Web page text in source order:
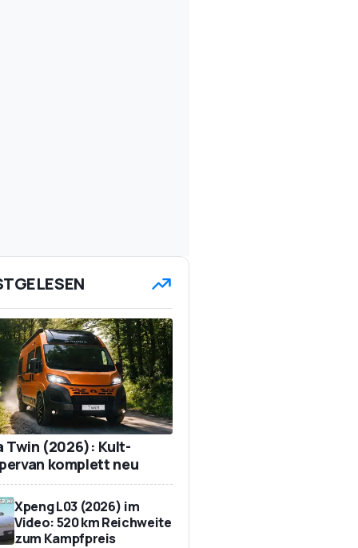
Twin (2026): Kult-
komplett neu
Xpeng L03 (2026) im
Video: 520 km Reichweite
zum Kampfpreis